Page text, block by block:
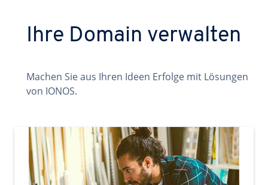
Ihre Domain verwalten
Machen Sie aus Ihren Ideen Erfolge mit Lösungen
von IONOS.